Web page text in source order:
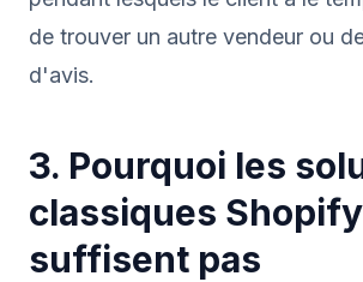
de trouver un autre vendeur ou
d'avis.
3. Pourquoi les
classiques
suffisent pas